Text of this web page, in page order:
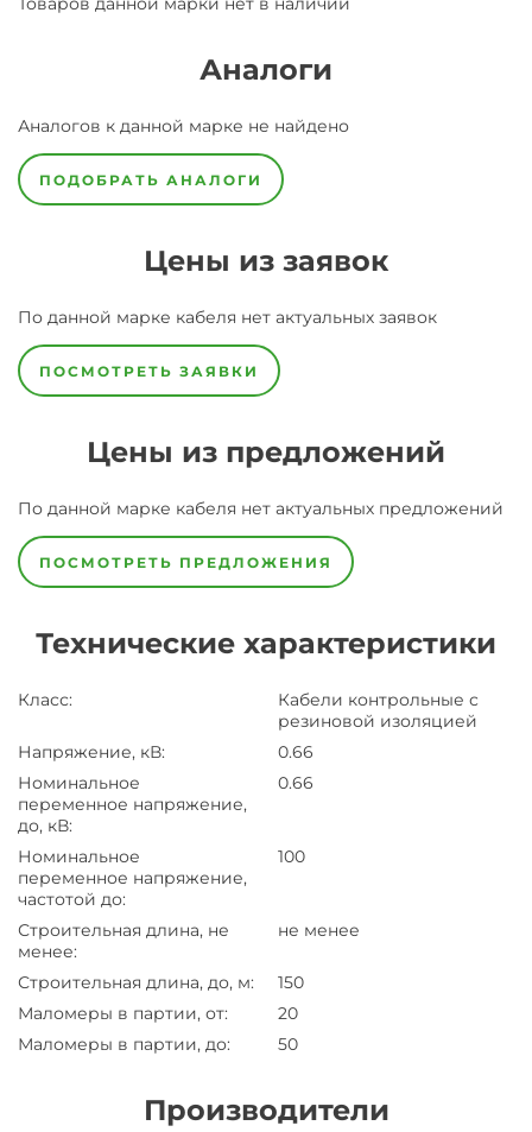
Аналоги
Аналогов к данной марке не найдено
ПОДОБРАТЬ АНАЛОГИ
Цены из заявок
По данной марке кабеля нет актуальных заявок
ПОСМОТРЕТЬ ЗАЯВКИ
Цены из предложений
По данной марке кабеля нет актуальных предложений
ПОСМОТРЕТЬ ПРЕДЛОЖЕНИЯ
Технические характеристики
Класс:
Кабели контрольные с
резиновой изоляцией
Напряжение, кВ:
0.66
Номинальное
переменное напряжение,
до, кВ:
0.66
Номинальное
переменное напряжение,
частотой до:
100
Строительная длина, не
менее:
не менее
Строительная длина, до, м:
150
Маломеры в партии, от:
20
Маломеры в партии, до: 50
Производители